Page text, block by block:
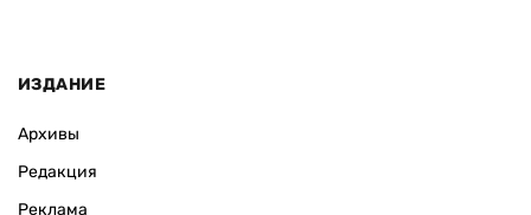
ИЗДАНИЕ
Архивы
Редакция
Реклама